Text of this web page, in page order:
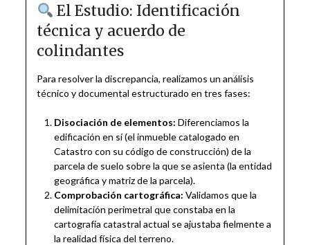
El Estudio: Identificación
técnica y acuerdo de
colindantes
Para resolver la discrepancia, realizamos un análisis
técnico y documental estructurado en tres fases:
Disociación de elementos: Diferenciamos la
edificación en sí (el inmueble catalogado en
Catastro con su código de construcción) de la
parcela de suelo sobre la que se asienta (la entidad
geográfica y matriz de la parcela).
Comprobación cartográfica: Validamos que la
delimitación perimetral que constaba en la
cartografía catastral actual se ajustaba fielmente a
la realidad física del terreno.